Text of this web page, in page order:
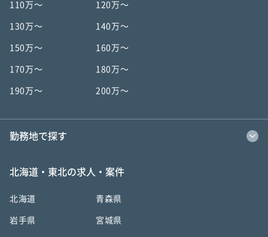
110万〜 120万〜
130万〜 140万〜
150万〜 160万〜
170万〜 180万〜
190万〜 200万〜
勤務地で探す
北海道・東北の求人・案件
北海道 青森県
岩手県 宮城県